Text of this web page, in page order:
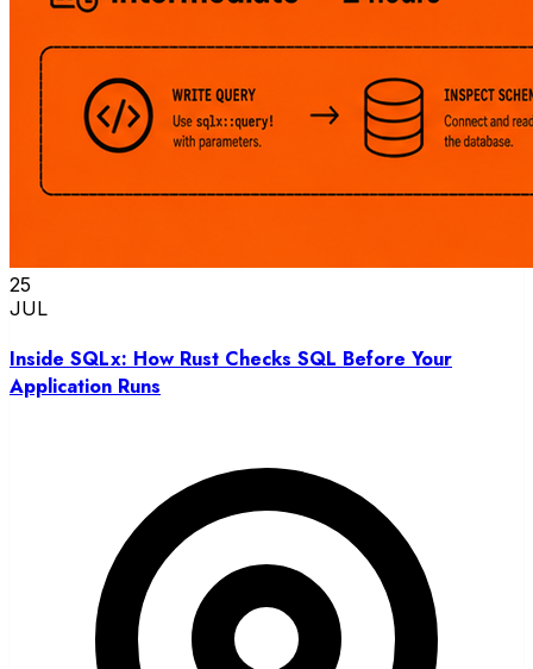
25
JUL
Inside SQLx: How Rust Checks SQL Before Your
Application Runs